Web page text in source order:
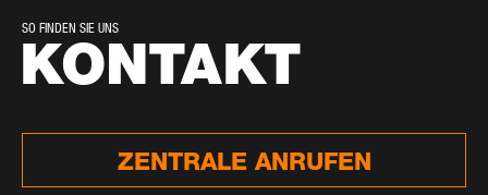
HELDHOLZ WALZENHAUSEN
N05 YVERDON - CONCISE CONSORTIUM CUYC
N09 UPLANS - VENNES -
IMPLENIA SUISSE SA
SO FINDEN SIE UNS
KONTAKT
ZENTRALE ANRUFEN